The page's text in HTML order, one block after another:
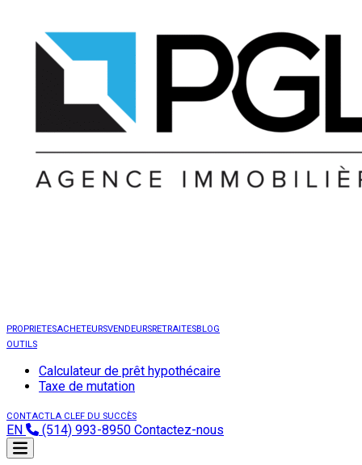
PROPRIETESACHETEURSVENDEURSRETRAITESBLOG
OUTILS
Calculateur de prêt hypothécaire
Taxe de mutation
CONTACTLA CLEF DU SUCCÈS
EN (514) 993-8950 Contactez-nous